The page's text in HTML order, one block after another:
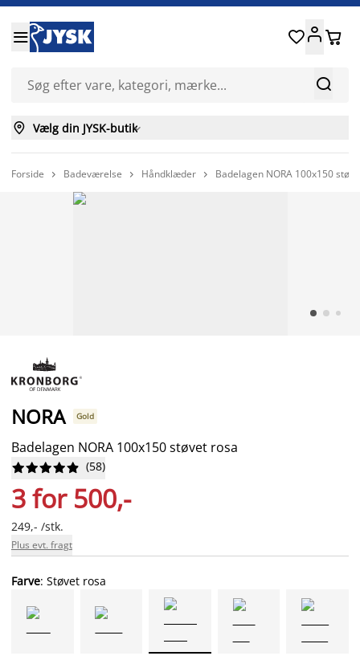


 
 Vælg din JYSK-butik
Forside  Badeværelse  Håndklæder  Badelagen NORA 100x150
NORA Gold
Badelagen NORA 100x150 støvet rosa





 (58)
3 for 500,-
249,- /stk.
Plus evt. fragt
Farve: Støvet rosa